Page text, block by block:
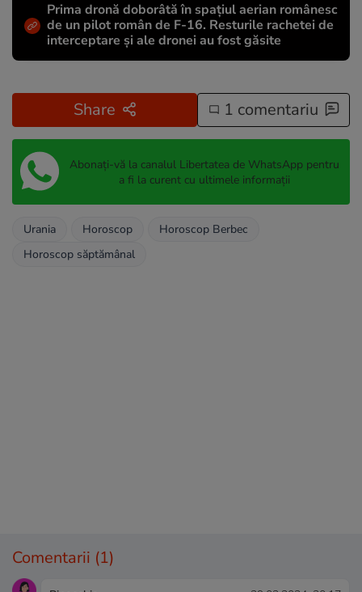
Prima dronă doborâtă în spațiul aerian românesc
de un pilot român de F-16. Resturile rachetei de
interceptare și ale dronei au fost găsite
Share 1 comentariu
Abonați-vă la canalul Libertatea de WhatsApp pentru
a fi la curent cu ultimele informații
Urania Horoscop
Horoscop Berbec
Horoscop săptămânal
Comentarii (1)